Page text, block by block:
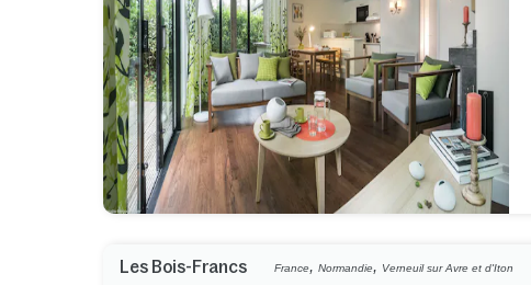
Les Bois-Francs France,Normandie, Verneuil sur Avre et d'Iton